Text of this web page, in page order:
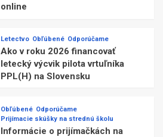
online
Letectvo Obľúbené Odporúčame
Ako v roku 2026 financovať
letecký výcvik pilota vrtuľníka
PPL(H) na Slovensku
Obľúbené Odporúčame
Prijímacie skúšky na strednú školu
Informácie o prijímačkách na